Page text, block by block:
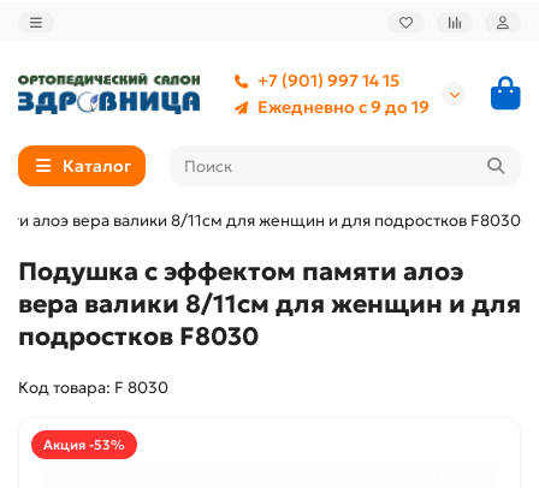
+7 (901) 997 14 15
Ежедневно с 9 до 19
Каталог
алоэ вера валики 8/11см для женщин и для подростков F8030
Подушка с эффектом памяти алоэ
вера валики 8/11см для женщин и для
подростков F8030
Код товара: F 8030
Акция -53%